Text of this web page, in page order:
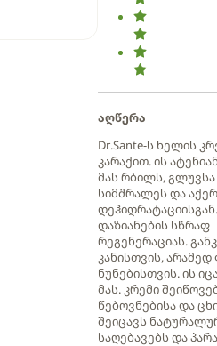
აღწერა
Dr.Sante-ს ხელის
კარაქით. ის
მას რბილს, გლუვსა
სიმშრალეს და
დაზიანების სწრაფ
რეგენერაციას.
კანისთვის,
ნუნებისთვის. ის
მას. კრემი
წებოვნებისა და
შეიცავს
საღებავებს და